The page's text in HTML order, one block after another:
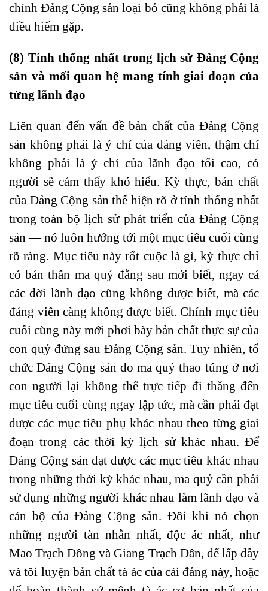
chính Đảng Cộng sản loại bỏ cũng không phải là
điều hiếm gặp.
(8) Tính thống nhất trong lịch sử Đảng Cộng
sản và mối quan hệ mang tính giai đoạn của
từng lãnh đạo
Liên quan đến vấn đề bản chất của Đảng Cộng
sản không phải là ý chí của đảng viên, thậm chí
không phải là ý chí của lãnh đạo tối cao, có
người sẽ cảm thấy khó hiểu. Kỳ thực, bản chất
của Đảng Cộng sản thể hiện rõ ở tính thống nhất
trong toàn bộ lịch sử phát triển của Đảng Cộng
sản — nó luôn hướng tới một mục tiêu cuối cùng
rõ ràng. Mục tiêu này rốt cuộc là gì, kỳ thực chỉ
có bản thân ma quỷ đằng sau mới biết, ngay cả
các đời lãnh đạo cũng không được biết, mà các
đảng viên càng không được biết. Chính mục tiêu
cuối cùng này mới phơi bày bản chất thực sự của
con quỷ đứng sau Đảng Cộng sản. Tuy nhiên, tổ
chức Đảng Cộng sản do ma quỷ thao túng ở nơi
con người lại không thể trực tiếp đi thẳng đến
mục tiêu cuối cùng ngay lập tức, mà cần phải đạt
được các mục tiêu phụ khác nhau theo từng giai
đoạn trong các thời kỳ lịch sử khác nhau. Để
Đảng Cộng sản đạt được các mục tiêu khác nhau
trong những thời kỳ khác nhau, ma quỷ cần phải
sử dụng những người khác nhau làm lãnh đạo và
cán bộ của Đảng Cộng sản. Đôi khi nó chọn
những người tàn nhẫn nhất, độc ác nhất, như
Mao Trạch Đông và Giang Trạch Dân, để lấp đầy
và tôi luyện bản chất tà ác của cái đảng này, hoặc